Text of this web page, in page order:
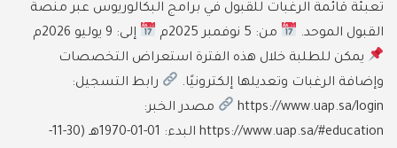
تعبئة قائمة الرغبات للقبول في برامج البكالوريوس عبر منصة
القبول الموحد.
من: 5 نوفمبر 2025م
إلى: 9 يوليو 2026م
يمكن للطلبة خلال هذه الفترة استعراض التخصصات
وإضافة الرغبات وتعديلها إلكترونيًا.
رابط التسجيل:
https://www.uap.sa/login
مصدر الخبر:
https://www.uap.sa/#education البدء: 01-01-1970هـ (30-11-